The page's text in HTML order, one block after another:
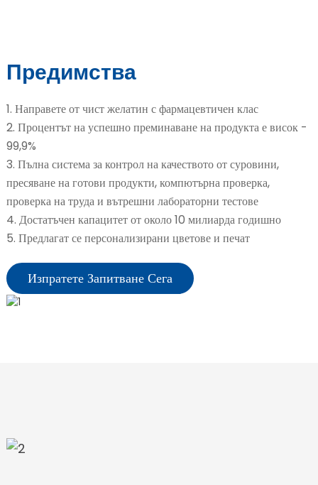
Предимства
1. Направете от чист желатин с фармацевтичен клас
2. Процентът на успешно преминаване на продукта е висок -
99,9%
3. Пълна система за контрол на качеството от суровини,
пресяване на готови продукти, компютърна проверка,
проверка на труда и вътрешни лабораторни тестове
4. Достатъчен капацитет от около 10 милиарда годишно
5. Предлагат се персонализирани цветове и печат
Изпратете Запитване Сега